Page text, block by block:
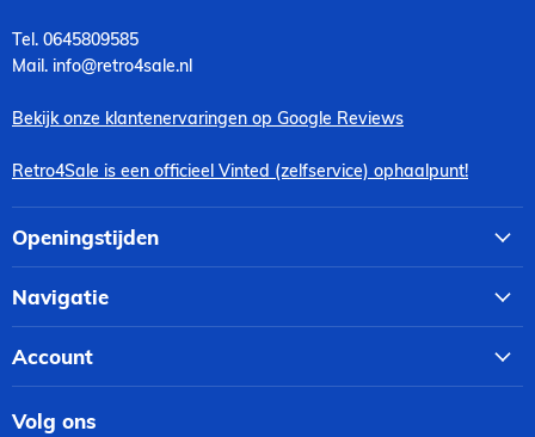
Tel. 0645809585
Mail. info@retro4sale.nl
Bekijk onze klantenervaringen op Google Reviews
Retro4Sale is een officieel Vinted (zelfservice) ophaalpunt!
Openingstijden
Navigatie
Account
Volg ons